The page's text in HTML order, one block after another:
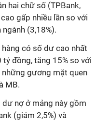
hai chữ số (TPBank,
gấp nhiều lần so với
(3,18%).
có số dư cao nhất
đồng, tăng 15% so với
gương mặt quen
MB.
nợ ở mảng này gồm
(giảm 2,5%) và